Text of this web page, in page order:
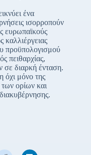
ένα
ισορροπούν
ευρωπαϊκούς
προϋπολογισμού
πειθαρχίας,
σε διαρκή ένταση.
όχι μόνο της
των ορίων και